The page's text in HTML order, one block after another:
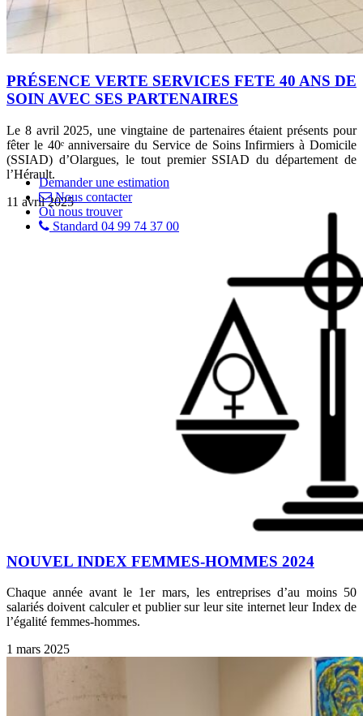
PRÉSENCE VERTE SERVICES FETE 40 ANS DE
SOIN AVEC SES PARTENAIRES
Le 8 avril 2025, une vingtaine de partenaires étaient présents pour
fêter le 40ᵉ anniversaire du Service de Soins Infirmiers à Domicile
(SSIAD) d’Olargues, le tout premier SSIAD du département de
l’Hérault.
11 avril 2025
NOUVEL INDEX FEMMES-HOMMES 2024
Chaque année avant le 1er mars, les entreprises d’au moins 50
salariés doivent calculer et publier sur leur site internet leur Index de
l’égalité femmes-hommes.
1 mars 2025
Demander une estimation
Nous contacter
Où nous trouver
Standard 04 99 74 37 00